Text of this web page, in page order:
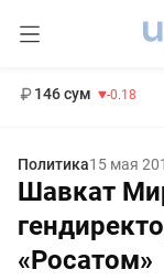
146 сум -0.18
Политика15 мая
Шавкат
«Росатом»